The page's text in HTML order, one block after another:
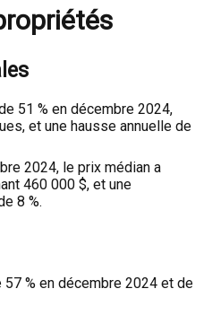
51 % en décembre 2024,
et une hausse annuelle de
2024, le prix médian a
460 000 $, et une
8 %.
57 % en décembre 2024 et de